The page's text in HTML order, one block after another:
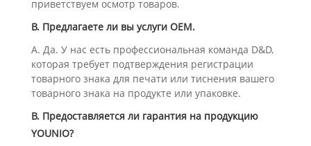
приветствуем осмотр товаров.
В. Предлагаете ли вы услуги OEM.
А. Да. У нас есть профессиональная команда D&D,
которая требует подтверждения регистрации
товарного знака для печати или тиснения вашего
товарного знака на продукте или упаковке.
В. Предоставляется ли гарантия на продукцию
YOUNIO?